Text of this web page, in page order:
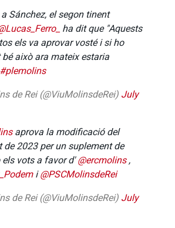
Sánchez, el segon tinent
ha dit que "Aquests
els va aprovar vosté i si ho
això ara mateix estaria
#plemolins
de Rei (@ViuMolinsdeRei) July
aprova la modificació del
de 2023 per un suplement de
vots a favor d'@ercmolins,
i@PSCMolinsdeRei
de Rei (@ViuMolinsdeRei) July